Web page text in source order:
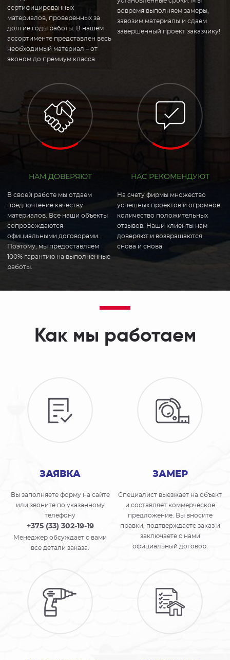
сертифицированных
материалов, проверенных за
долгие годы работы. В нашем
ассортименте представлен весь
необходимый материал – от
эконом до премиум класса.
вовремя выполняем замеры,
завозим материалы и сдаем
завершенный проект заказчику!
НАМ ДОВЕРЯЮТ
В своей работе мы отдаем
предпочтение качеству
материалов. Все наши объекты
сопровождаются
официальными договорами.
Поэтому, мы предоставляем
100% гарантию на выполненные
работы.
НАС РЕКОМЕНДУЮТ
На счету фирмы множество
успешных проектов и огромное
количество положительных
отзывов. Наши клиенты нам
доверяют и возвращаются
снова и снова!
Как мы работаем
ЗАЯВКА
Вы заполняете форму на сайте
или звоните по указанному
телефону
+375 (33) 302-19-19
Менеджер обсуждает с вами
все детали заказа.
ЗАМЕР
Специалист выезжает на объект
и составляет коммерческое
предложение. Вы вносите
правки, подтверждаете заказ и
заключаете с нами
официальный договор.